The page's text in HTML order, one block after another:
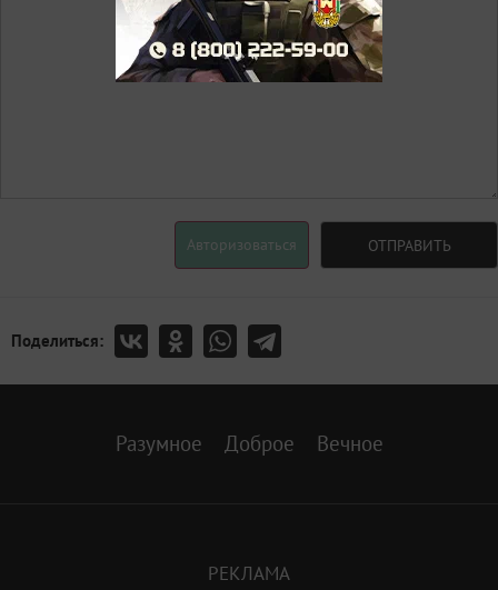
Авторизоваться ОТПРАВИТЬ
Поделиться:
Разумное Доброе Вечное
РЕКЛАМА